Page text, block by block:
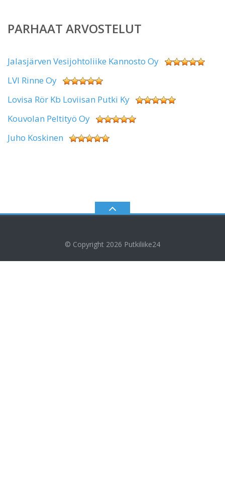
PARHAAT ARVOSTELUT
Jalasjärven Vesijohtoliike Kannosto Oy
LVI Rinne Oy
Lovisa Rör Kb Loviisan Putki Ky
Kouvolan Peltityö Oy
Juho Koskinen
© Copyright 2026 Putkiliike24